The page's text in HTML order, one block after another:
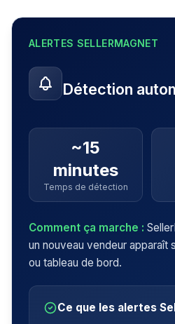
ALERTES SELLERMAGNET
Détection
~15
minutes
Temps de détection
Comment ça marche :
un nouveau vendeur
ou tableau de bord.
Ce que les alertes